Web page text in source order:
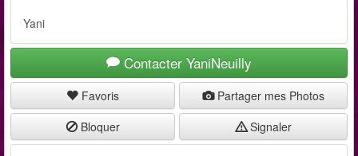
Yani
Contacter YaniNeuilly
Favoris
Partager mes Photos
Bloquer
Signaler